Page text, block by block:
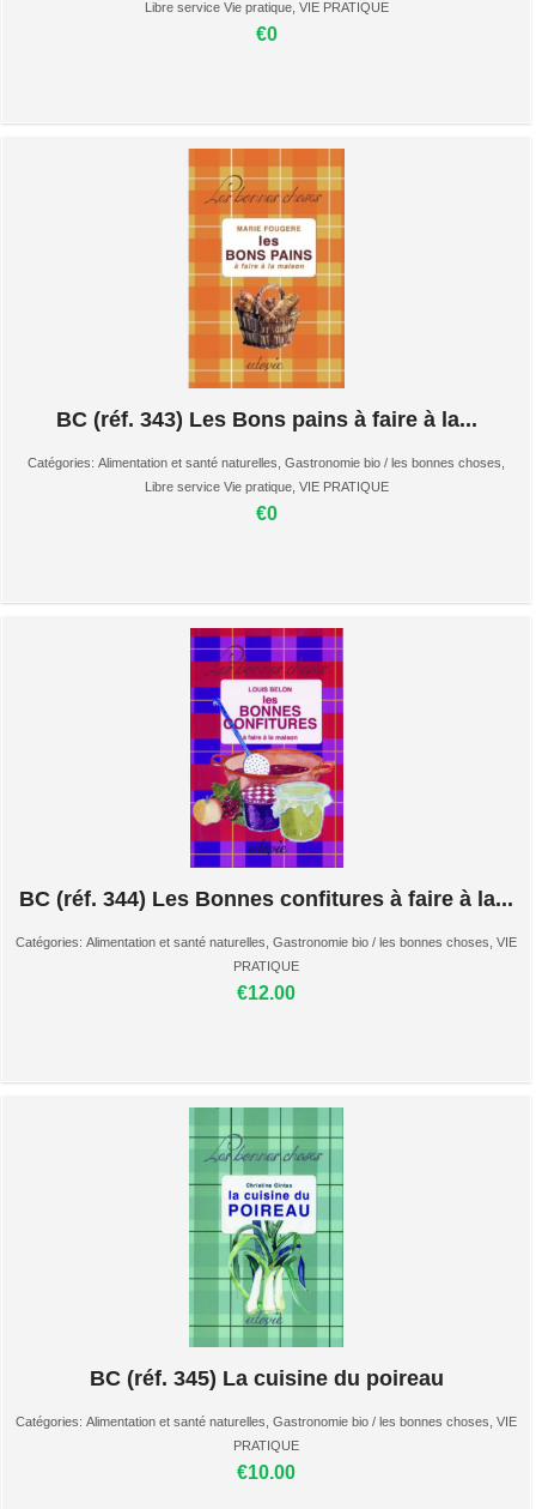
Libre service Vie pratique, VIE PRATIQUE
€0
BC (réf. 343) Les Bons pains à faire à la...
Catégories: Alimentation et santé naturelles Gastronomie bio / les bonnes choses
Libre service Vie pratique, VIE PRATIQUE
€0
BC (réf. 344) Les Bonnes confitures à faire à la...
Catégories: Alimentation et santé naturelles Gastronomie bio / les bonnes choses VIE
PRATIQUE
€12.00
BC (réf. 345) La cuisine du poireau
Catégories: Alimentation et santé naturelles Gastronomie bio / les bonnes choses VIE
PRATIQUE
€10.00